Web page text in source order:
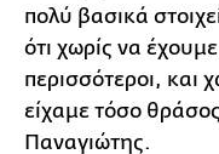
πολύ βασικά
ότι χωρίς να
περισσότεροι, και
είχαμε τόσο
Παναγιώτης.